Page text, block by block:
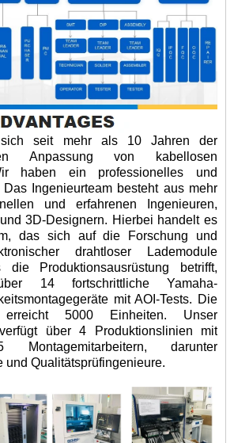
sich seit mehr als 10 Jahren der
Anpassung von kabellosen
haben ein professionelles und
Ingenieurteam besteht aus mehr
und erfahrenen Ingenieuren,
3D-Designern. Hierbei handelt es
das sich auf die Forschung und
drahtloser Lademodule
die Produktionsausrüstung betrifft,
14 fortschrittliche Yamaha-
mit AOI-Tests. Die
erreicht 5000 Einheiten. Unser
über 4 Produktionslinien mit
darunter
und Qualitätsprüfingenieure.